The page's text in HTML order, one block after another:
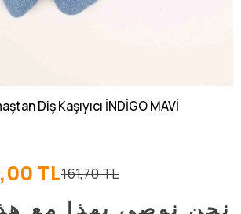
Diş Kaşıyıcı İNDİGO MAVİ
161,70 TL
TL
نحن نوصي بهذا مع